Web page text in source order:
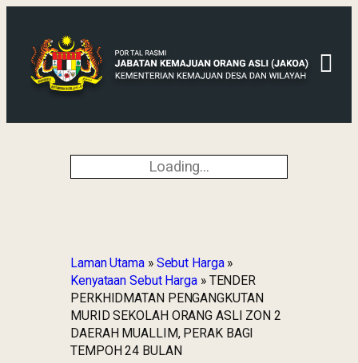
Loading...
Laman Utama» Sebut Harga»
Kenyataan Sebut Harga» TENDER
PERKHIDMATAN PENGANGKUTAN
MURID SEKOLAH ORANG ASLI ZON 2
DAERAH MUALLIM, PERAK BAGI
TEMPOH 24 BULAN